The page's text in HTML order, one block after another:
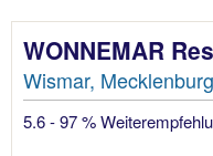
WONNEMAR
Wismar,
5.6 - 97 %